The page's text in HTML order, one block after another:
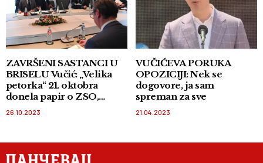
ZAVRŠENI SASTANCI U
BRISELU Vučić: „Velika
petorka“ 21. oktobra
donela papir o ZSO,
Beograd spreman da radi
na njemu
26.10.2023
VUČIĆEVA PORUKA
OPOZICIJI: Nek se
dogovore, ja sam
spreman za sve
21.04.2023